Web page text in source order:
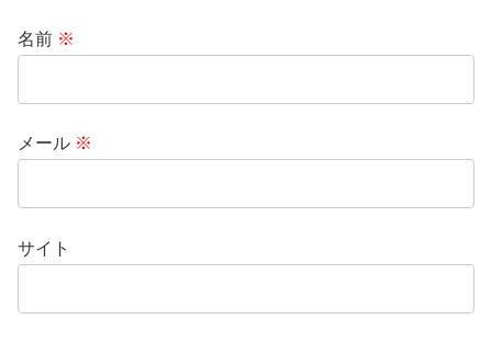
名前 ※
メール ※
サイト